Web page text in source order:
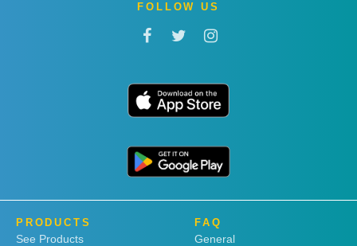
FOLLOW US
PRODUCTS
See Products
FAQ
General